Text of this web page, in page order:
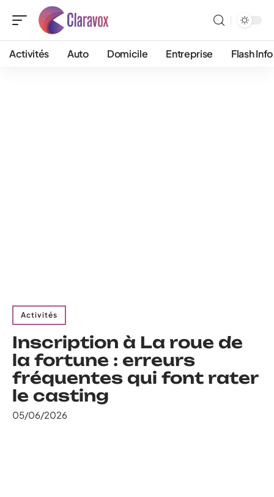
Activités Auto Domicile Entreprise Flash Info
Activités
Inscription à La roue de
la fortune : erreurs
fréquentes qui font rater
le casting
05/06/2026